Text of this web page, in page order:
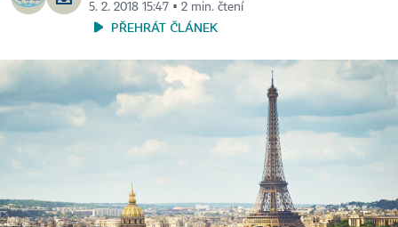
5. 2. 2018 15:47 ▪ 2 min. čtení
PŘEHRÁT ČLÁNEK